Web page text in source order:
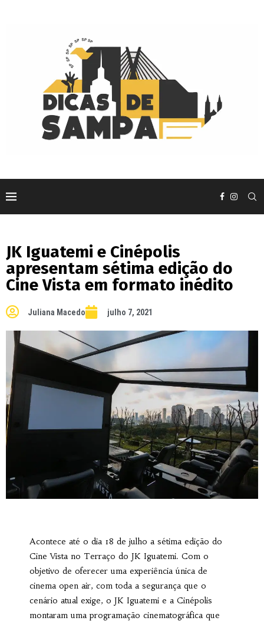
JK Iguatemi e Cinépolis
apresentam sétima edição do
Cine Vista em formato inédito
Juliana Macedo julho 7, 2021
Acontece até o dia 18 de julho a sétima edição do
Cine Vista no Terraço do JK Iguatemi. Com o
objetivo de oferecer uma experiência única de
cinema open air, com toda a segurança que o
cenário atual exige, o JK Iguatemi e a Cinépolis
montaram uma programação cinematográfica que